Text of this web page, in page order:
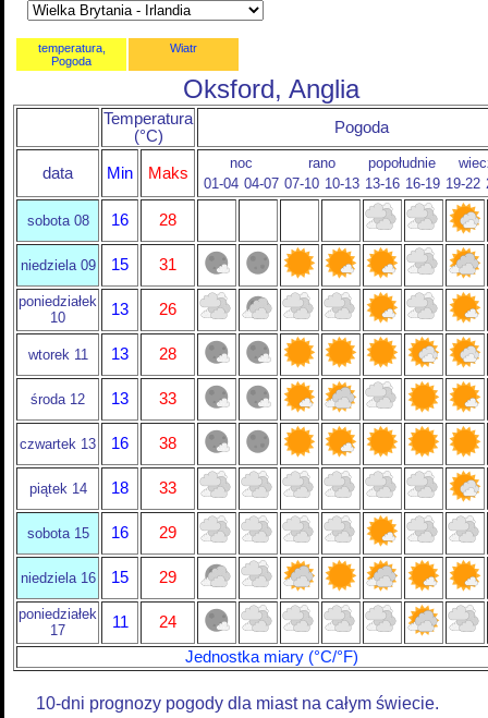
temperatura,
Pogoda
Wiatr
Oksford, Anglia
Temperatura
(°C)
Pogoda
data Min Maks
noc rano popołudnie
01-04 04-07 07-10 10-13 13-16 16-19 19-22
sobota 08 16 28
niedziela 09 15 31
poniedziałek
10
13 26
wtorek 11 13 28
środa 12 13 33
czwartek 13 16 38
piątek 14 18 33
sobota 15 16 29
niedziela 16 15 29
poniedziałek
17
11
24
Jednostka miary (°C/°F)
10-dni prognozy pogody dla miast na całym świecie.